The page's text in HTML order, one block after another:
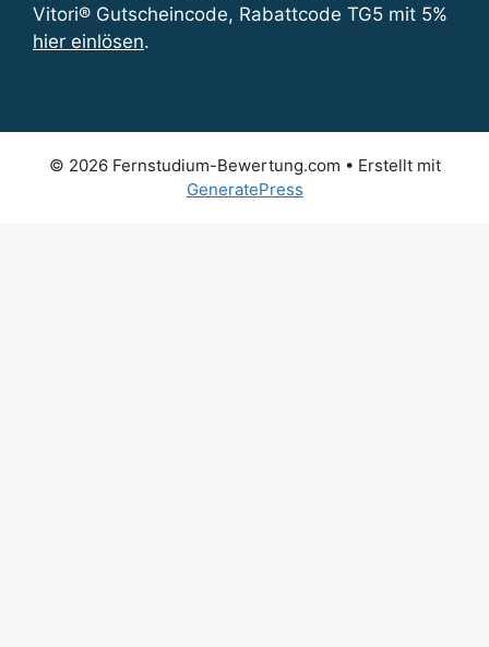
Vitori® Gutscheincode, Rabattcode TG5 mit 5%
hier einlösen.
© 2026 Fernstudium-Bewertung.com • Erstellt mit
GeneratePress